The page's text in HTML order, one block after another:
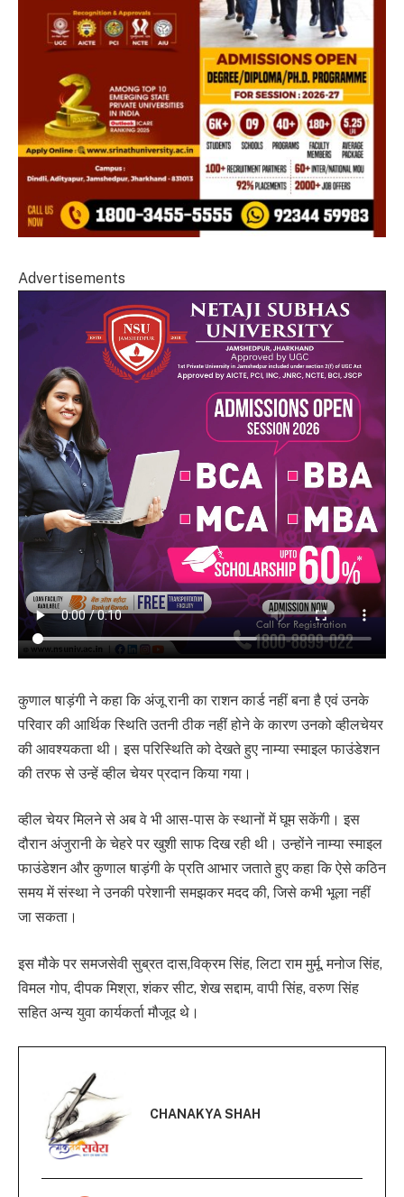
Advertisements
कुणाल षाड़ंगी ने कहा कि अंजू रानी का राशन कार्ड नहीं बना है एवं उनके
परिवार की आर्थिक स्थिति उतनी ठीक नहीं होने के कारण उनको व्हीलचेयर
की आवश्यकता थी। इस परिस्थिति को देखते हुए नाम्या स्माइल फाउंडेशन
की तरफ से उन्हें व्हील चेयर प्रदान किया गया।
व्हील चेयर मिलने से अब वे भी आस-पास के स्थानों में घूम सकेंगी। इस
दौरान अंजुरानी के चेहरे पर खुशी साफ दिख रही थी। उन्होंने नाम्या स्माइल
फाउंडेशन और कुणाल षाड़ंगी के प्रति आभार जताते हुए कहा कि ऐसे कठिन
समय में संस्था ने उनकी परेशानी समझकर मदद की, जिसे कभी भूला नहीं
जा सकता।
इस मौके पर समजसेवी सुब्रत दास,विक्रम सिंह, लिटा राम मुर्मू, मनोज सिंह,
विमल गोप, दीपक मिश्रा, शंकर सीट, शेख सद्दाम, वापी सिंह, वरुण सिंह
सहित अन्य युवा कार्यकर्ता मौजूद थे।
CHANAKYA SHAH